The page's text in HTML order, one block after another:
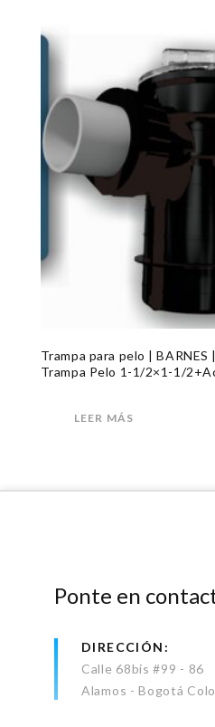
Trampa para pelo |
Trampa Pelo 1-1/2×1-1/
LEER MÁS
Ponte en
DIRECCIÓN
Calle 68bis #99 - 86
Alamos - Bogotá